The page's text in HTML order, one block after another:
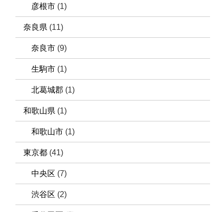
彦根市 (1)
奈良県 (11)
奈良市 (9)
生駒市 (1)
北葛城郡 (1)
和歌山県 (1)
和歌山市 (1)
東京都 (41)
中央区 (7)
渋谷区 (2)